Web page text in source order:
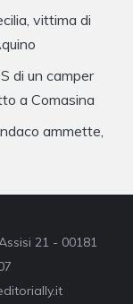
vittima di
di un camper
a Comasina
ammette,
21 - 00181